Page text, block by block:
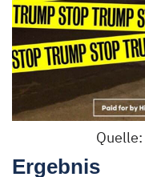
Quelle:
Ergebnis